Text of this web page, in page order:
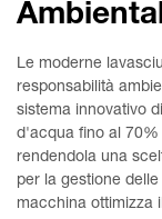
Le moderne
responsabilità
sistema innovativo
d'acqua fino al 70%
rendendola una
per la gestione
macchina ottimizza